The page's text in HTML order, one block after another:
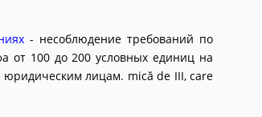
- несоблюдение требований по
от 100 до 200 условных единиц на
юридическим лицам. mică de III, care